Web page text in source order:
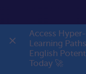
👉
Access
Learning
English
Today 🚀